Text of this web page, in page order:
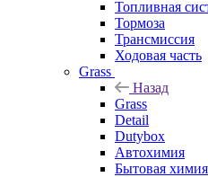
Топливная
Тормоза
Трансмиссия
Ходовая часть
Grass
Назад
Grass
Detail
Dutybox
Автохимия
Бытовая химия